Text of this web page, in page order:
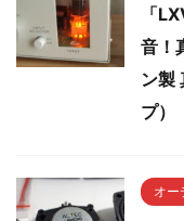
「
音！
ン製
プ）
オー